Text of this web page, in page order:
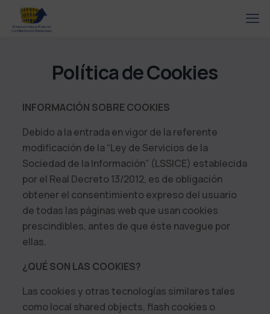
Política de Cookies
INFORMACIÓN SOBRE COOKIES
Debido a la entrada en vigor de la referente
modificación de la “Ley de Servicios de la
Sociedad de la Información” (LSSICE) establecida
por el Real Decreto 13/2012, es de obligación
obtener el consentimiento expreso del usuario
de todas las páginas web que usan cookies
prescindibles, antes de que éste navegue por
ellas.
¿QUÉ SON LAS COOKIES?
Las cookies y otras tecnologías similares tales
como local shared objects, flash cookies o